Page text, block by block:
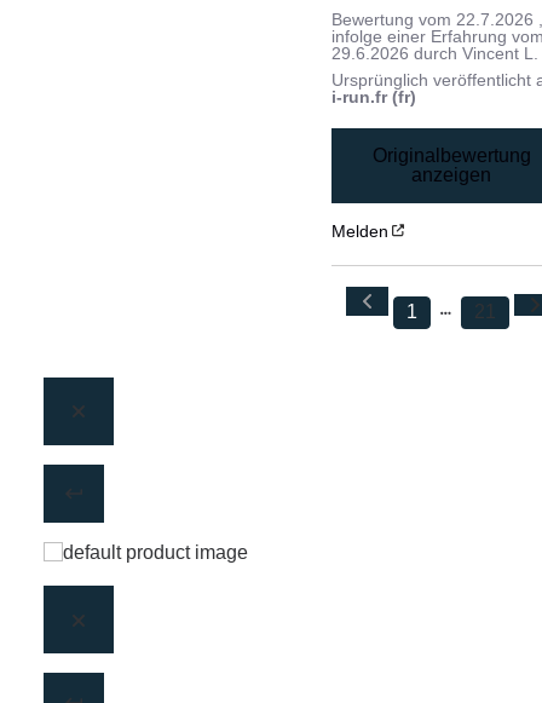
Bewertung vom22.7.2026
infolge einer Erfahrung
29.6.2026 durchVincent L.
Ursprünglich veröffentlicht
i-run.fr (fr)
Originalbewertung
anzeigen
Melden
1 21